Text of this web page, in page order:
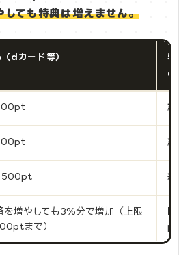
ても特典は増えません。
dカード等）
を増やしても3%分で増加（上限
まで）
pt